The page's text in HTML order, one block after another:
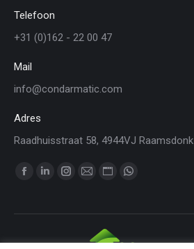
Telefoon
+31 (0)162 - 22 00 47
Mail
info@condarmatic.com
Adres
Raadhuisstraat 58, 4944VJ Raamsdonk
Vind ons op:
Facebook
opens
Linkedin
opens
Instagram
opens
Mail
opens
Website
opens
in
WhatsApp
opens